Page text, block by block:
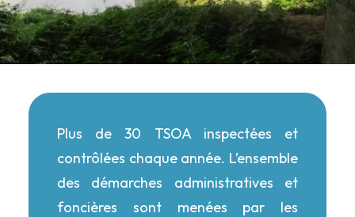
Plus de 30 TSOA inspectées et
contrôlées chaque année. L’ensemble
des démarches administratives et
foncières sont menées par les